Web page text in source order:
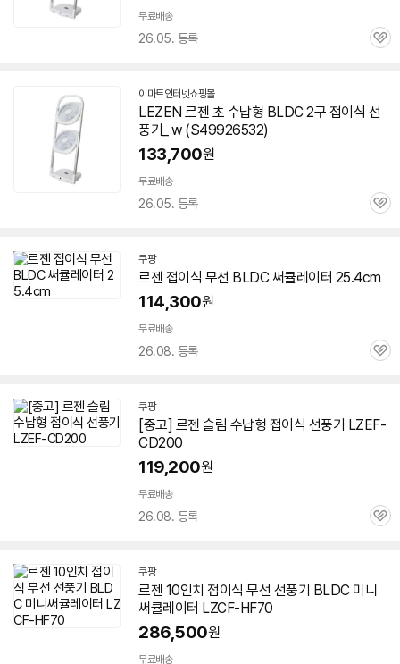
무료배송
26.05. 등록
관
이마트인터넷쇼핑몰
LEZEN 르젠 초 수납형 BLDC 2구 접이식 선
풍기 _ w (S49926532)
133,700원
무료배송
26.05. 등록
관
쿠팡
르젠 접이식 무선 BLDC 써큘레이터 25.4cm
114,300원
무료배송
26.08. 등록
관
쿠팡
[중고] 르젠 슬림 수납형 접이식 선풍기 LZEF-
CD200
119,200원
무료배송
26.08. 등록
관
쿠팡
르젠 10인치 접이식 무선 선풍기 BLDC 미니
써큘레이터 LZCF-HF70
286,500원
무료배송